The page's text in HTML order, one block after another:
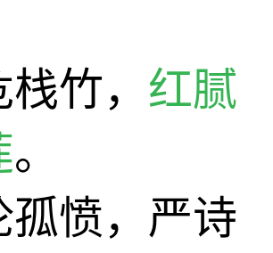
竹， 红腻
。
孤愤，严诗